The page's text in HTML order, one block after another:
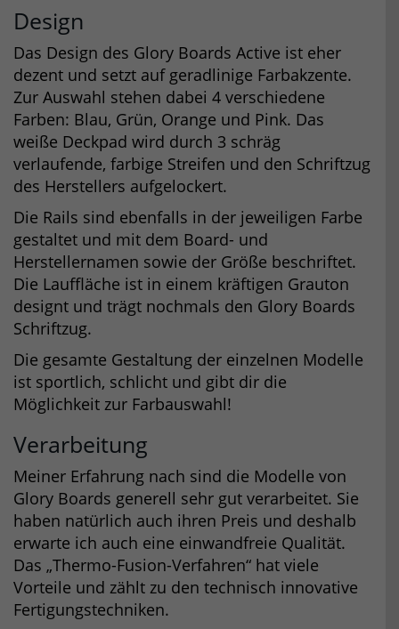
Design
Das Design des Glory Boards Active ist eher
dezent und setzt auf geradlinige Farbakzente.
Zur Auswahl stehen dabei 4 verschiedene
Farben: Blau, Grün, Orange und Pink. Das
weiße Deckpad wird durch 3 schräg
verlaufende, farbige Streifen und den Schriftzug
des Herstellers aufgelockert.
Die Rails sind ebenfalls in der jeweiligen Farbe
gestaltet und mit dem Board- und
Herstellernamen sowie der Größe beschriftet.
Die Lauffläche ist in einem kräftigen Grauton
designt und trägt nochmals den Glory Boards
Schriftzug.
Die gesamte Gestaltung der einzelnen Modelle
ist sportlich, schlicht und gibt dir die
Möglichkeit zur Farbauswahl!
Verarbeitung
Meiner Erfahrung nach sind die Modelle von
Glory Boards generell sehr gut verarbeitet. Sie
haben natürlich auch ihren Preis und deshalb
erwarte ich auch eine einwandfreie Qualität.
Das „Thermo-Fusion-Verfahren“ hat viele
Vorteile und zählt zu den technisch innovative
Fertigungstechniken.